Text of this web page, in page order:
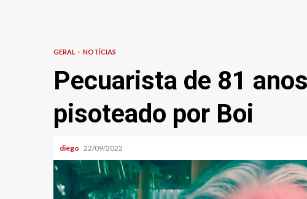
GERAL NOTÍCIAS
Pecuarista de 81
pisoteado por Boi
diego 22/09/2022